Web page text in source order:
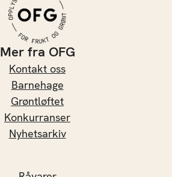
Mer fra OFG
Kontakt oss
Barnehage
Grøntløftet
Konkurranser
Nyhetsarkiv